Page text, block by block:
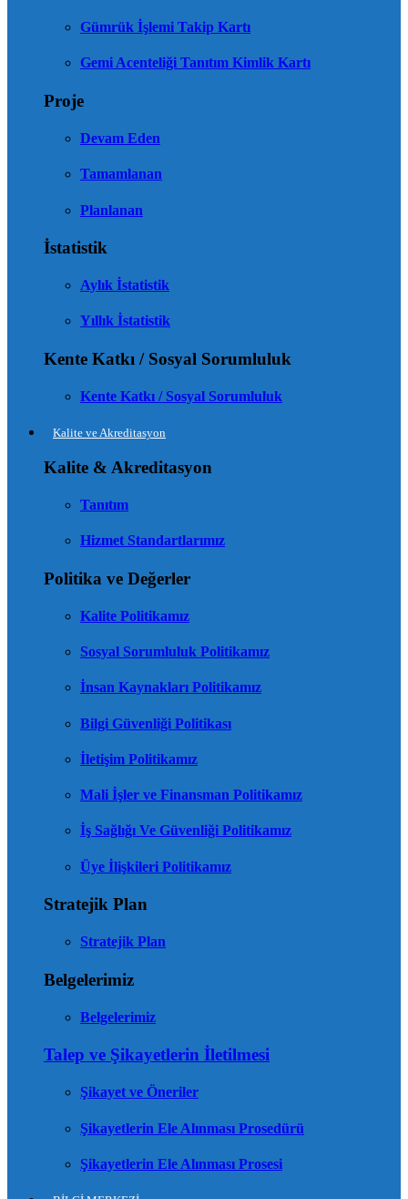
Gümrük İşlemi Takip Kartı
Gemi Acenteliği Tanıtım Kimlik Kartı
Proje
Devam Eden
Tamamlanan
Planlanan
İstatistik
Aylık İstatistik
Yıllık İstatistik
Kente Katkı / Sosyal Sorumluluk
Kente Katkı / Sosyal Sorumluluk
Kalite ve Akreditasyon
Kalite & Akreditasyon
Tanıtım
Hizmet Standartlarımız
Politika ve Değerler
Kalite Politikamız
Sosyal Sorumluluk Politikamız
İnsan Kaynakları Politikamız
Bilgi Güvenliği Politikası
İletişim Politikamız
Mali İşler ve Finansman Politikamız
İş Sağlığı Ve Güvenliği Politikamız
Üye İlişkileri Politikamız
Stratejik Plan
Stratejik Plan
Belgelerimiz
Belgelerimiz
Talep ve Şikayetlerin İletilmesi
Şikayet ve Öneriler
Şikayetlerin Ele Alınması Prosedürü
Şikayetlerin Ele Alınması Prosesi